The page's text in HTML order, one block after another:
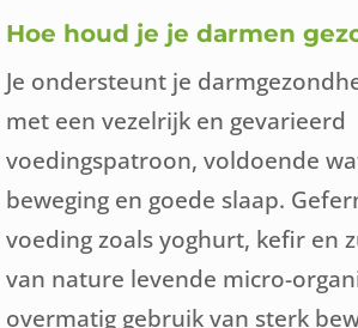
Hoe houd je je darmen
Je ondersteunt je
met een vezelrijk en gevarieerd
voedingspatroon, voldoende
beweging en goede slaap.
voeding zoals yoghurt, kefir en
van nature levende micro-
overmatig gebruik van sterk